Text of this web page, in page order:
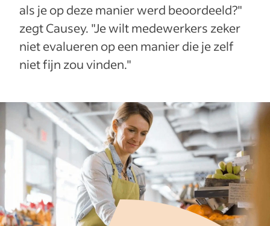
als je op deze manier werd beoordeeld?"
zegt Causey. "Je wilt medewerkers zeker
niet evalueren op een manier die je zelf
niet fijn zou vinden."